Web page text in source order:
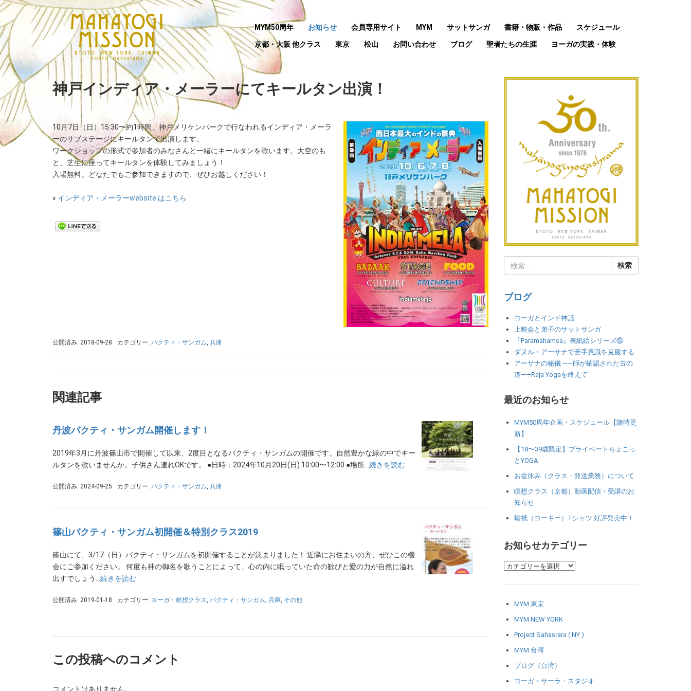
MYM50周年 お知らせ 会員専用サイト MYM サットサンガ 書籍・物販・作品 スケジュール
京都・大阪 他クラス 東京 松山 お問い合わせ ブログ 聖者たちの生涯 ヨーガの実践・体験
神戸インディア・メーラーにてキールタン出演！
10月7日（日）15:30〜約1時間、神戸メリケンパークで行なわれるインディア・メーラ
ーのサブステージにキールタンで出演します。
ワークショップの形式で参加者のみなさんと一緒にキールタンを歌います。大空のも
と、芝生に座ってキールタンを体験してみましょう！
入場無料。どなたでもご参加できますので、ぜひお越しください！
« インディア・メーラーwebsite はこちら
公開済み: 2018-09-28 カテゴリー: バクティ・サンガム, 兵庫
関連記事
丹波バクティ・サンガム開催します！
2019年3月に丹波篠山市で開催して以来、2度目となるバクティ・サンガムの開催です。自然豊かな緑の中でキー
ルタンを歌いませんか。子供さん連れOKです。 ●日時：2024年10月20日(日) 10:00〜12:00 ●場所… 続きを読む
公開済み: 2024-09-25 カテゴリー: バクティ・サンガム, 兵庫
篠山バクティ・サンガム初開催＆特別クラス2019
篠山にて、3/17（日）バクティ・サンガムを初開催することが決まりました！ 近隣にお住まいの方、ぜひこの機
会にご参加ください。 何度も神の御名を歌うことによって、心の内に眠っていた命の歓びと愛の力が自然に溢れ
出すでしょう… 続きを読む
公開済み: 2019-01-18 カテゴリー: ヨーガ・瞑想クラス, バクティ・サンガム, 兵庫, その他
この投稿へのコメント
コメントはありません。
ブログ
ヨーガとインド神話
上映会と弟子のサットサンガ
『Paramahamsa』表紙絵シリーズ⑮
ダヌル・アーサナで苦手意識を克服する
アーサナの秘儀 ――師が確認された古の
道――Raja Yogaを終えて
最近のお知らせ
MYM50周年企画・スケジュール【随時更
新】
【18〜39歳限定】プライベートちょこっ
とYOGA
お盆休み（クラス・発送業務）について
瞑想クラス（京都）動画配信・受講のお
知らせ
瑜祇（ヨーギー）Tシャツ 好評発売中！
お知らせカテゴリー
MYM 東京
MYM NEW YORK
Project Sahasrara ( NY )
MYM 台湾
ブログ（台湾）
ヨーガ・サーラ・スタジオ